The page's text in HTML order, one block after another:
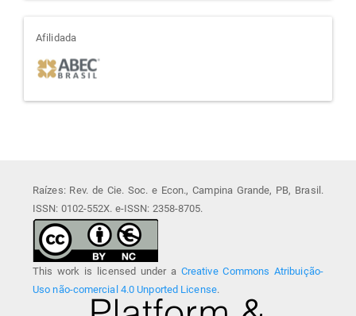
afiliada
Afilidada
Raízes: Rev. de Cie. Soc. e Econ., Campina Grande, PB, Brasil.
ISSN: 0102-552X. e-ISSN: 2358-8705.
This work is licensed under a Creative Commons Atribuição-
Uso não-comercial 4.0 Unported License.